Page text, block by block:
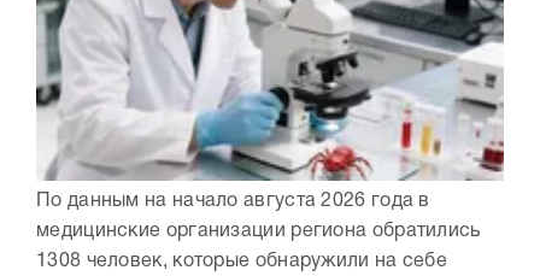
По данным на начало августа 2026 года в
медицинские организации региона обратились
1308 человек, которые обнаружили на себе